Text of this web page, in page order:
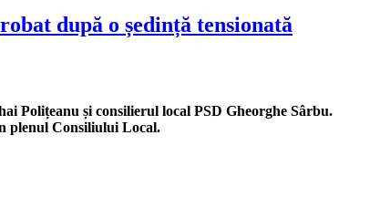
după o ședință tensionată
Polițeanu și consilierul local PSD Gheorghe Sârbu.
plenul Consiliului Local.